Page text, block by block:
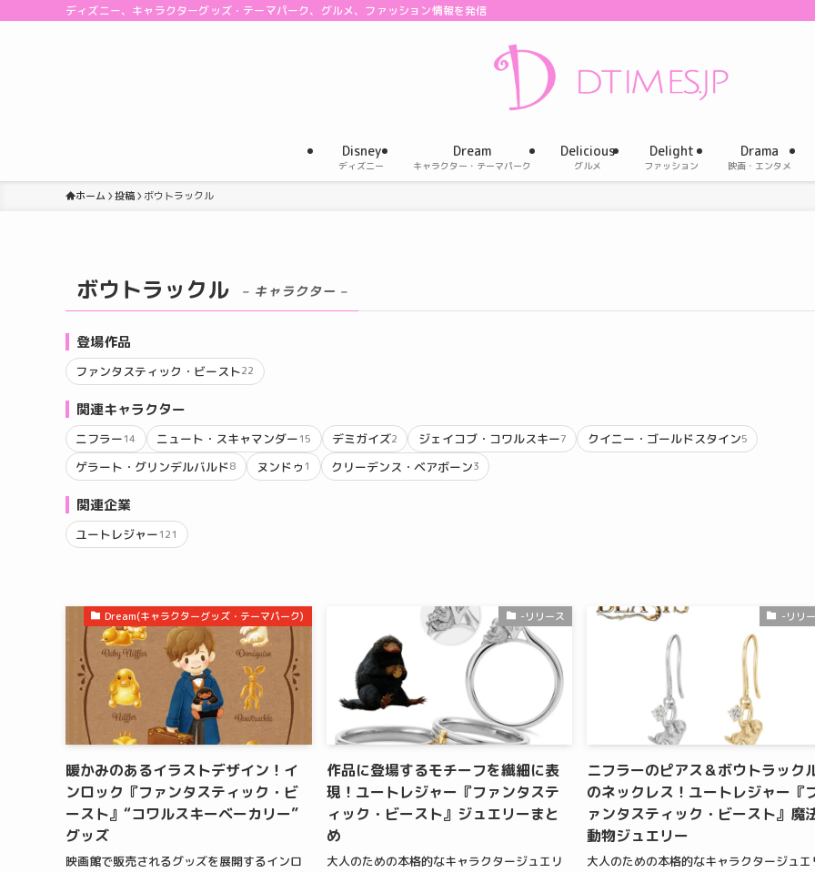
ディズニー、キャラクターグッズ・テーマパーク、グルメ、ファッション情報を発信
Disney
ディズニー
Dream
キャラクター・テーマパーク
Delicious
グルメ
Delight
ファッション
Drama
映画・エンタメ
ホーム 投稿 ボウトラックル
ボウトラックル – キャラクター –
登場作品
ファンタスティック・ビースト22
関連キャラクター
ニフラー14 ニュート・スキャマンダー15 デミガイズ2 ジェイコブ・コワルスキー7 クイニー・ゴールドスタイン5
ゲラート・グリンデルバルド8 ヌンドゥ1 クリーデンス・ベアボーン3
関連企業
ユートレジャー121
Dream(キャラクターグッズ・テーマパーク)
暖かみのあるイラストデザイン！イ
ンロック『ファンタスティック・ビ
ースト』“コワルスキーベーカリー”
グッズ
映画館で販売されるグッズを展開するインロ
-リリース
作品に登場するモチーフを繊細に表
現！ユートレジャー『ファンタステ
ィック・ビースト』ジュエリーまと
め
大人のための本格的なキャラクタージュエリ
-リリ
ニフラーのピアス＆ボウトラック
のネックレス！ユートレジャー『
ァンタスティック・ビースト』魔
動物ジュエリー
大人のための本格的なキャラクタージュエ